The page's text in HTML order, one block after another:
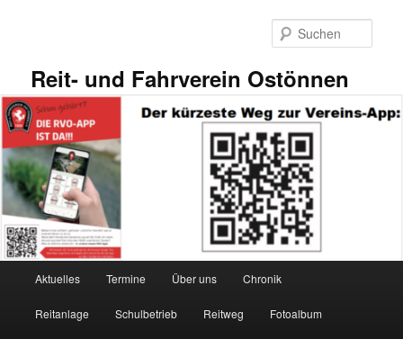
Reit- und Fahrverein Ostönnen
Aktuelles Termine Über uns Chronik
Reitanlage Schulbetrieb Reitweg Fotoalbum